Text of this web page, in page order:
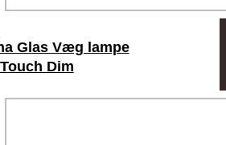
Glas Væg lampe
Dim